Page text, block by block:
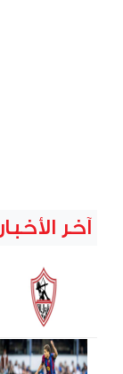
آخر الأخبار